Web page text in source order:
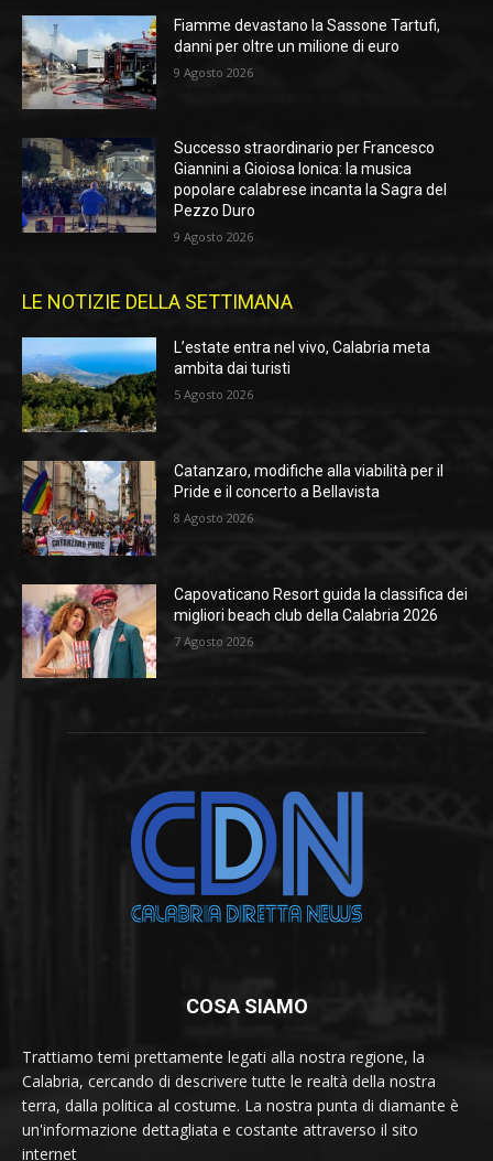
Fiamme devastano la Sassone Tartufi,
danni per oltre un milione di euro
9 Agosto 2026
Successo straordinario per Francesco
Giannini a Gioiosa Ionica: la musica
popolare calabrese incanta la Sagra del
Pezzo Duro
9 Agosto 2026
LE NOTIZIE DELLA SETTIMANA
L’estate entra nel vivo, Calabria meta
ambita dai turisti
5 Agosto 2026
Catanzaro, modifiche alla viabilità per il
Pride e il concerto a Bellavista
8 Agosto 2026
Capovaticano Resort guida la classifica dei
migliori beach club della Calabria 2026
7 Agosto 2026
COSA SIAMO
Trattiamo temi prettamente legati alla nostra regione, la
Calabria, cercando di descrivere tutte le realtà della nostra
terra, dalla politica al costume. La nostra punta di diamante è
un'informazione dettagliata e costante attraverso il sito
internet